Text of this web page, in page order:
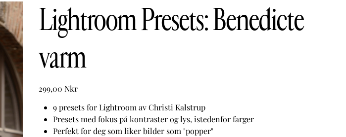
Lightroom Presets: Benedicte
varm
299,00 Nkr
9 presets for Lightroom av Christi Kalstrup
Presets med fokus på kontraster og lys, istedenfor farger
Perfekt for deg som liker bilder som "popper"